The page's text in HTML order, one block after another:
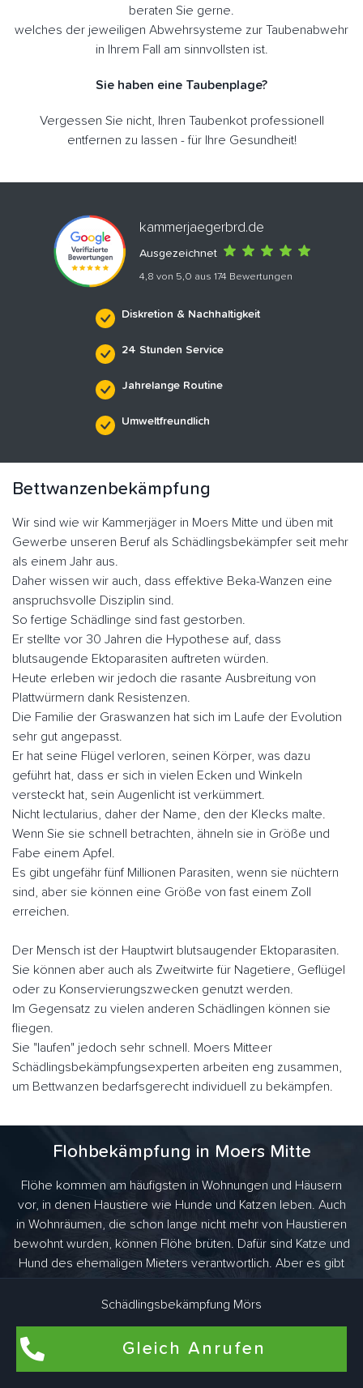
beraten Sie gerne.
welches der jeweiligen Abwehrsysteme zur Taubenabwehr
in Ihrem Fall am sinnvollsten ist.
Sie haben eine Taubenplage?
Vergessen Sie nicht, Ihren Taubenkot professionell
entfernen zu lassen - für Ihre Gesundheit!
kammerjaegerbrd.de
Ausgezeichnet
4,8 von 5,0 aus 174 Bewertungen
Diskretion & Nachhaltigkeit
24 Stunden Service
Jahrelange Routine
Umweltfreundlich
Bettwanzenbekämpfung
Wir sind wie wir Kammerjäger in Moers Mitte und üben mit
Gewerbe unseren Beruf als Schädlingsbekämpfer seit mehr
als einem Jahr aus.
Daher wissen wir auch, dass effektive Beka-Wanzen eine
anspruchsvolle Disziplin sind.
So fertige Schädlinge sind fast gestorben.
Er stellte vor 30 Jahren die Hypothese auf, dass
blutsaugende Ektoparasiten auftreten würden.
Heute erleben wir jedoch die rasante Ausbreitung von
Plattwürmern dank Resistenzen.
Die Familie der Graswanzen hat sich im Laufe der Evolution
sehr gut angepasst.
Er hat seine Flügel verloren, seinen Körper, was dazu
geführt hat, dass er sich in vielen Ecken und Winkeln
versteckt hat, sein Augenlicht ist verkümmert.
Nicht lectularius, daher der Name, den der Klecks malte.
Wenn Sie sie schnell betrachten, ähneln sie in Größe und
Fabe einem Apfel.
Es gibt ungefähr fünf Millionen Parasiten, wenn sie nüchtern
sind, aber sie können eine Größe von fast einem Zoll
erreichen.
Der Mensch ist der Hauptwirt blutsaugender Ektoparasiten.
Sie können aber auch als Zweitwirte für Nagetiere, Geflügel
oder zu Konservierungszwecken genutzt werden.
Im Gegensatz zu vielen anderen Schädlingen können sie
fliegen.
Sie "laufen" jedoch sehr schnell. Moers Mitteer
Schädlingsbekämpfungsexperten arbeiten eng zusammen,
um Bettwanzen bedarfsgerecht individuell zu bekämpfen.
Flohbekämpfung in Moers Mitte
Flöhe kommen am häufigsten in Wohnungen und Häusern
vor, in denen Haustiere wie Hunde und Katzen leben. Auch
in Wohnräumen, die schon lange nicht mehr von Haustieren
bewohnt wurden, können Flöhe brüten. Dafür sind Katze und
Hund des ehemaligen Mieters verantwortlich. Aber es gibt
noch viel mehr Tiere, die Flöhe ins Haus bringen. Als
Überträger kommen vor allem haarige Vertreter wie Ratten,
Professionelle und Saubere Leistung
Schädlingsbekämpfung Mörs
Gleich Anrufen